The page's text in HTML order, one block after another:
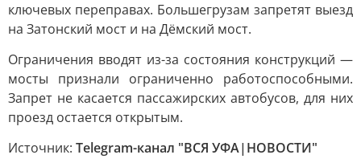
ключевых переправах. Большегрузам запретят выезд
на Затонский мост и на Дёмский мост.
Ограничения вводят из-за состояния конструкций —
мосты признали ограниченно работоспособными.
Запрет не касается пассажирских автобусов, для них
проезд остается открытым.
Источник: Telegram-канал "ВСЯ УФА|НОВОСТИ"